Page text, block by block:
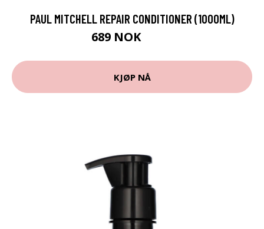
PAUL MITCHELL REPAIR CONDITIONER (1000ML)
689 NOK
KJØP NÅ